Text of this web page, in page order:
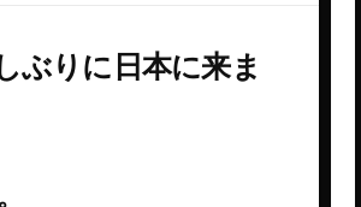
ぶりに日本に来ま